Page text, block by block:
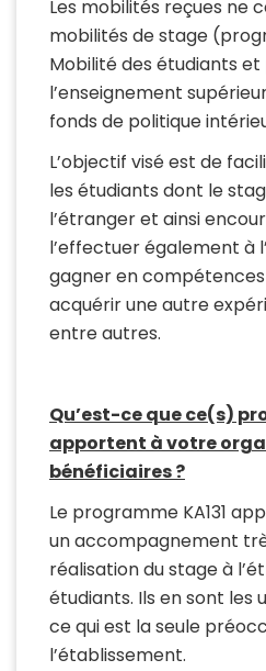
Les mobilités reçues ne
mobilités de stage
Mobilité des étudiants
l’enseignement
fonds de politique
L’objectif visé est de
les étudiants dont le
l’étranger et ainsi
l’effectuer également à
gagner en
acquérir une autre
entre autres.
Qu’est-ce que ce(s)
apportent à votre
bénéficiaires ?
Le programme KA131
un accompagnement
réalisation du stage à
étudiants. Ils en sont les
ce qui est la seule
l’établissement.